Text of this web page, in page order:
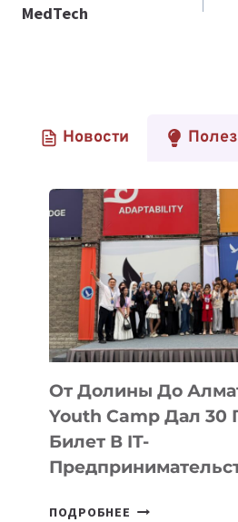
MedTech
Новости
От Долины До
Youth Camp Дал 30
Билет В IT-
ПОДРОБНЕЕ ОТ